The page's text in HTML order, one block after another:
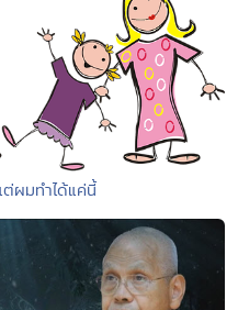
ผมทำได้แค่นี้